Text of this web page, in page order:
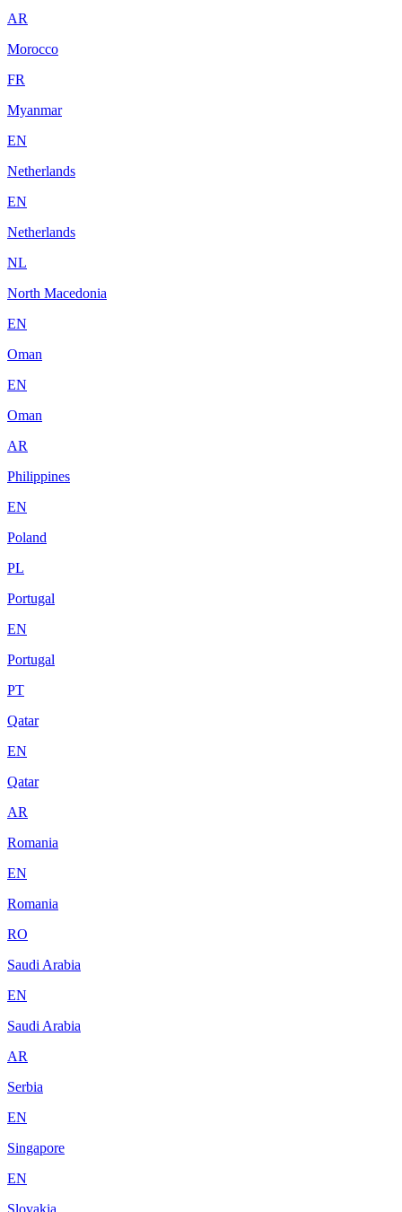
AR
Morocco
FR
Myanmar
EN
Netherlands
EN
Netherlands
NL
North Macedonia
EN
Oman
EN
Oman
AR
Philippines
EN
Poland
PL
Portugal
EN
Portugal
PT
Qatar
EN
Qatar
AR
Romania
EN
Romania
RO
Saudi Arabia
EN
Saudi Arabia
AR
Serbia
EN
Singapore
EN
Slovakia